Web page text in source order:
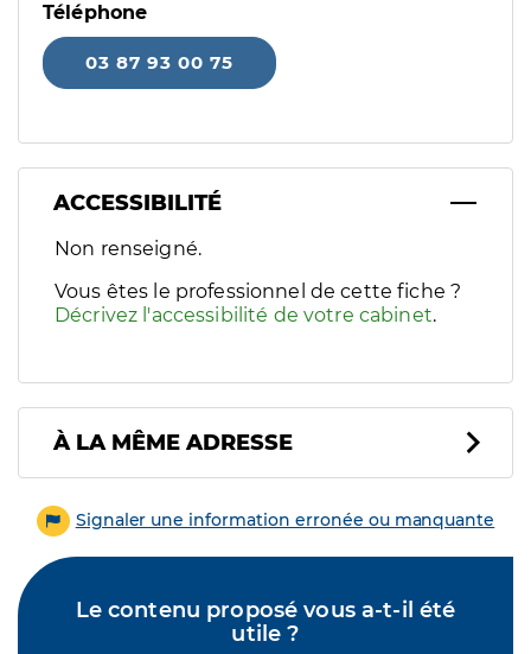
Téléphone
03 87 93 00 75
ACCESSIBILITÉ
Filtres
Sélectionnez un ou plusieurs handicaps/besoins
Non renseigné.
Vous êtes le professionnel de cette fiche ?
Décrivez l'accessibilité de votre cabinet.
À LA MÊME ADRESSE
Signaler une information erronée ou manquante
Le contenu proposé vous a-t-il été
utile ?